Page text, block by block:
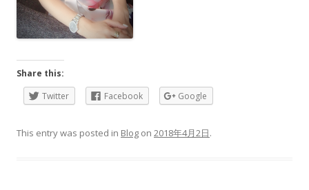
Share this:
Twitter
Facebook Google
This entry was posted in Blog on 2018年4月2日.